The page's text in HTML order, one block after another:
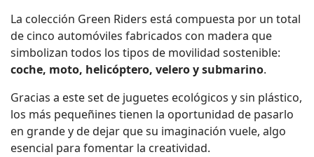
La colección Green Riders está compuesta por un total
de cinco automóviles fabricados con madera que
simbolizan todos los tipos de movilidad sostenible:
coche, moto, helicóptero, velero y submarino.
Gracias a este set de juguetes ecológicos y sin plástico,
los más pequeñines tienen la oportunidad de pasarlo
en grande y de dejar que su imaginación vuele, algo
esencial para fomentar la creatividad.